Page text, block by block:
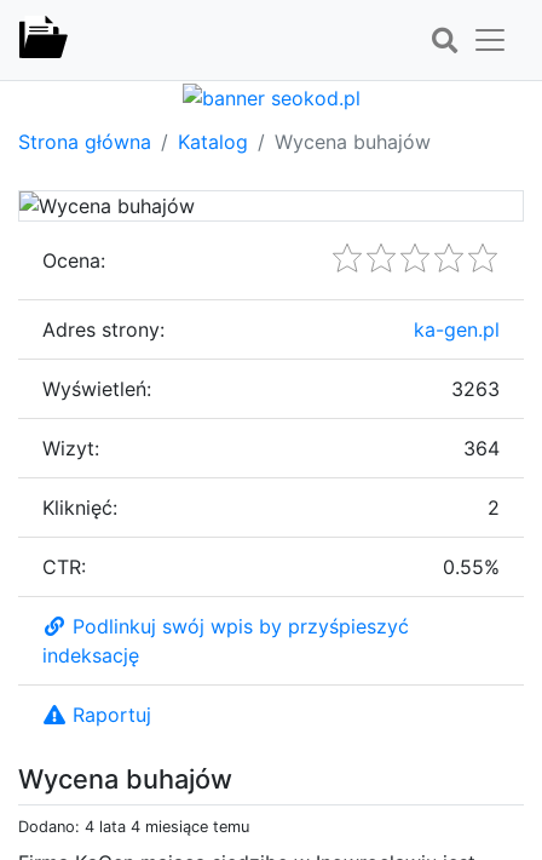
Strona główna Katalog Wycena buhajów
Wycena buhajów
Dodano: 4 lata 4 miesiące temu
Ocena:
Adres strony: ka-gen.pl
Wyświetleń: 3263
Wizyt: 364
Kliknięć: 2
CTR: 0.55%
Podlinkuj swój wpis by przyśpieszyć
indeksację
Raportuj